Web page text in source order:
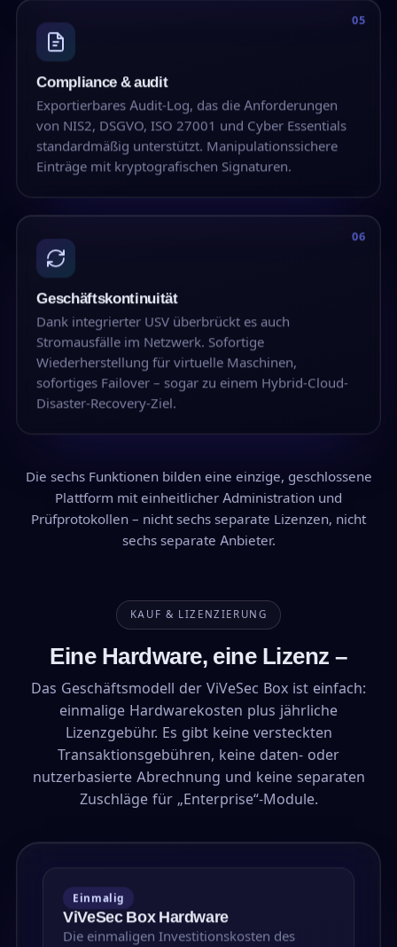
05
Compliance & audit
Exportierbares Audit-Log, das die Anforderungen
von NIS2, DSGVO, ISO 27001 und Cyber Essentials
standardmäßig unterstützt. Manipulationssichere
Einträge mit kryptografischen Signaturen.
06
Geschäftskontinuität
Dank integrierter USV überbrückt es auch
Stromausfälle im Netzwerk. Sofortige
Wiederherstellung für virtuelle Maschinen,
sofortiges Failover – sogar zu einem Hybrid-Cloud-
Disaster-Recovery-Ziel.
Die sechs Funktionen bilden eine einzige, geschlossene
Plattform mit einheitlicher Administration und
Prüfprotokollen – nicht sechs separate Lizenzen, nicht
sechs separate Anbieter.
KAUF & LIZENZIERUNG
Eine Hardware, eine Lizenz –
Das Geschäftsmodell der ViVeSec Box ist einfach:
einmalige Hardwarekosten plus jährliche
Lizenzgebühr. Es gibt keine versteckten
Transaktionsgebühren, keine daten- oder
nutzerbasierte Abrechnung und keine separaten
Zuschläge für „Enterprise“-Module.
Einmalig
ViVeSec Box Hardware
Die einmaligen Investitionskosten des